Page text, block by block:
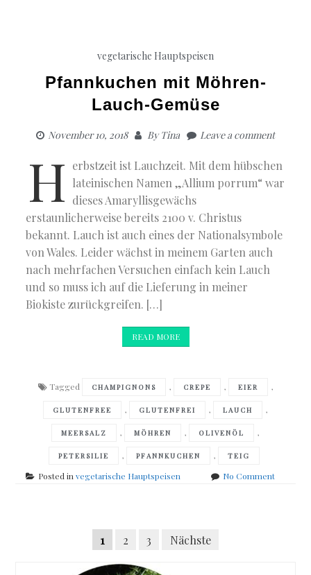
vegetarische Hauptspeisen
Pfannkuchen mit Möhren-
Lauch-Gemüse
November 10, 2018 ByTina Leave a comment
H erbstzeit ist Lauchzeit. Mit dem hübschen
lateinischen Namen „Allium porrum“ war
dieses Amaryllisgewächs
erstaunlicherweise bereits 2100 v. Christus
bekannt. Lauch ist auch eines der Nationalsymbole
von Wales. Leider wächst in meinem Garten auch
nach mehrfachen Versuchen einfach kein Lauch
und so muss ich auf die Lieferung in meiner
Biokiste zurückgreifen. […]
READ MORE
Tagged CHAMPIGNONS , CREPE , EIER ,
GLUTENFREE , GLUTENFREI , LAUCH ,
MEERSALZ , MÖHREN , OLIVENÖL ,
PETERSILIE , PFANNKUCHEN , TEIG
Posted invegetarische Hauptspeisen No Commenton
navigation
Seitennummerierung
1 2 3 Nächste